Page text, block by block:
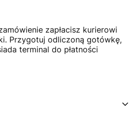
zapłacisz kurierowi
Przygotuj odliczoną gotówkę,
terminal do płatności